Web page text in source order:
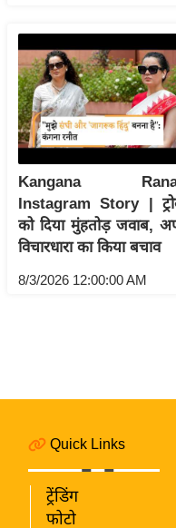
ग
Q
u
c
k
L
n
s
स
चु
ना
Kangana
Instagram Story |
को दिया मुंहतोड़ जवाब,
विचारधारा का किया बचाव
8/3/2026 12:00:00 AM
Quick Links
ट्रेंडिंग
फोटो